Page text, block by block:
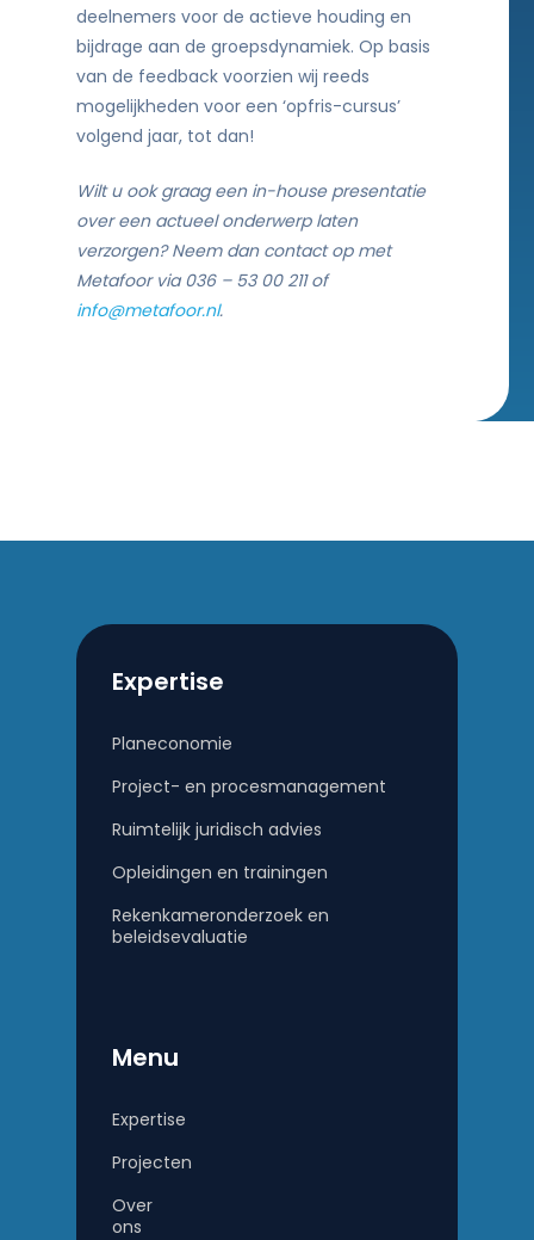
deelnemers voor de actieve houding en
bijdrage aan de groepsdynamiek. Op basis
van de feedback voorzien wij reeds
mogelijkheden voor een ‘opfris-cursus’
volgend jaar, tot dan!
Wilt u ook graag een in-house presentatie
over een actueel onderwerp laten
verzorgen? Neem dan contact op met
Metafoor via 036 – 53 00 211 of
info@metafoor.nl.
Expertise
Planeconomie
Project- en procesmanagement
Ruimtelijk juridisch advies
Opleidingen en trainingen
Rekenkameronderzoek en
beleidsevaluatie
Menu
Expertise
Projecten
Over
ons